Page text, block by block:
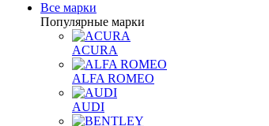
Все марки
Популярные марки
ACURA
ALFA ROMEO
AUDI